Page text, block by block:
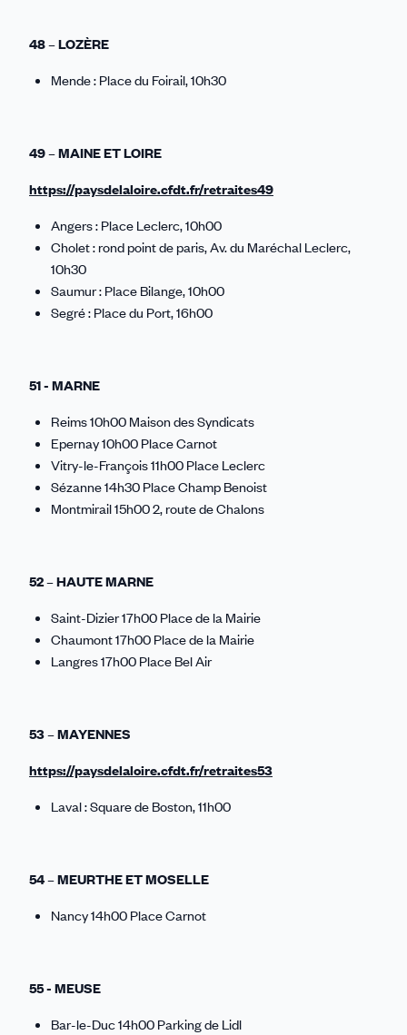
48 – LOZÈRE
Mende : Place du Foirail, 10h30
49 – MAINE ET LOIRE
https://paysdelaloire.cfdt.fr/retraites49
Angers : Place Leclerc, 10h00
Cholet : rond point de paris, Av. du Maréchal Leclerc,
10h30
Saumur : Place Bilange, 10h00
Segré : Place du Port, 16h00
51 - MARNE
Reims 10h00 Maison des Syndicats
Epernay 10h00 Place Carnot
Vitry-le-François 11h00 Place Leclerc
Sézanne 14h30 Place Champ Benoist
Montmirail 15h00 2, route de Chalons
52 – HAUTE MARNE
Saint-Dizier 17h00 Place de la Mairie
Chaumont 17h00 Place de la Mairie
Langres 17h00 Place Bel Air
53 – MAYENNES
https://paysdelaloire.cfdt.fr/retraites53
Laval : Square de Boston, 11h00
54 – MEURTHE ET MOSELLE
Nancy 14h00 Place Carnot
55 - MEUSE
Bar-le-Duc 14h00 Parking de Lidl